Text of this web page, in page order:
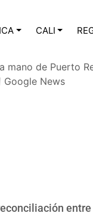
CALI
mano de Puerto
Google News